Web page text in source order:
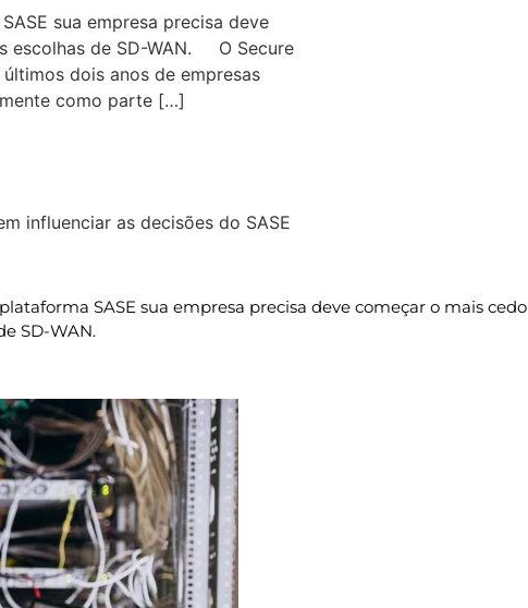
sua empresa precisa deve
escolhas de SD-WAN. O Secure
dois anos de empresas
como parte […]
influenciar as decisões do SASE
taforma SASE sua empresa precisa deve começar o mais cedo
SD-WAN.